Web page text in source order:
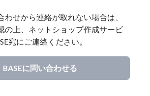
わせから連絡が取れない場合は、
の上、ネットショップ作成サービ
宛にご連絡ください。
BASEに問い合わせる